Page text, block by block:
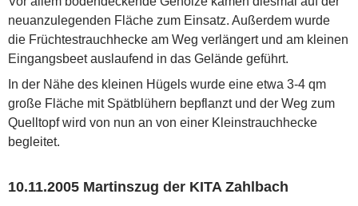
neuanzulegenden Fläche zum Einsatz. Außerdem wurde
die Früchtestrauchhecke am Weg verlängert und am kleinen
Eingangsbeet auslaufend in das Gelände geführt.
In der Nähe des kleinen Hügels wurde eine etwa 3-4 qm
große Fläche mit Spätblühern bepflanzt und der Weg zum
Quelltopf wird von nun an von einer Kleinstrauchhecke
begleitet.
10.11.2005 Martinszug der KITA Zahlbach